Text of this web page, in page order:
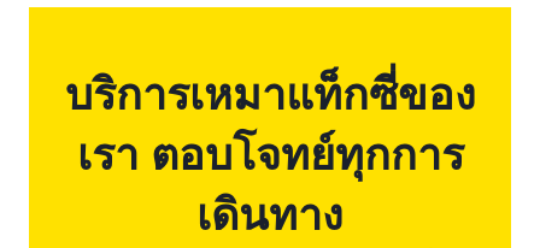
บริการเหมาแท็กซี่ของ
เรา ตอบโจทย์ทุกการ
เดินทาง